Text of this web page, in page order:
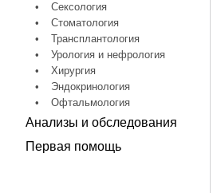
•
Сексология
•
Стоматология
•
Трансплантология
•
Урология и нефрология
•
Хирургия
•
Эндокринология
•
Офтальмология
Анализы и обследования
Первая помощь